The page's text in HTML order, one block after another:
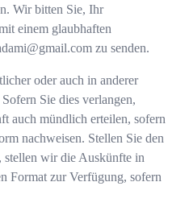
Wir bitten Sie, Ihr
einem glaubhaften
zu senden.
oder auch in anderer
Sie dies verlangen,
auch mündlich erteilen, sofern
nachweisen. Stellen Sie den
stellen wir die Auskünfte in
Format zur Verfügung, sofern